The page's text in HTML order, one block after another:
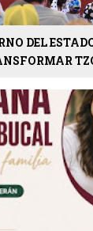
DEL